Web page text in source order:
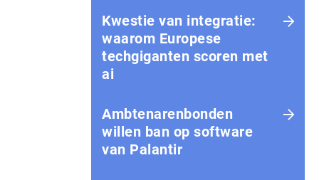
Kwestie van integratie:
waarom Europese
techgiganten scoren met
ai
Amb­te­na­ren­bon­den
willen ban op software
van Palantir